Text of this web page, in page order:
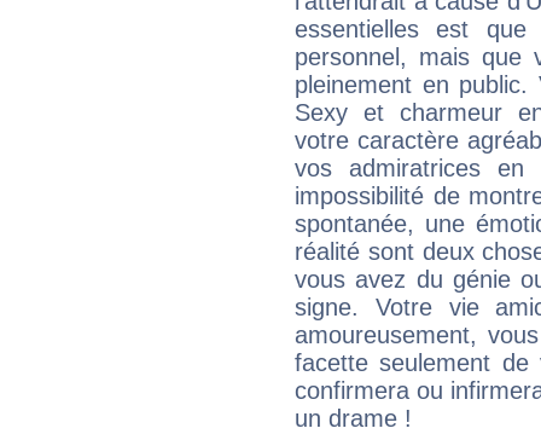
essentielles est
personnel, mais que
pleinement en
Sexy et charmeur
votre caractère
vos admiratrices
impossibilité de
spontanée, une
réalité sont deux
vous avez du génie
signe. Votre vie
amoureusement,
facette seulement
confirmera ou
un drame !